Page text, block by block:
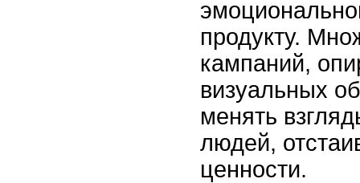
продукту.
кампаний,
визуальных
менять
людей,
ценности.